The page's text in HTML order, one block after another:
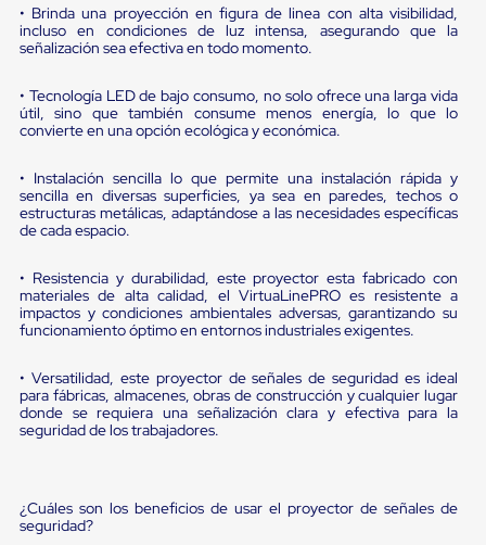
andén
con
sistema
retención
de
ruedas
de
andén
Automáticos
Andén
Multi
Transportes
Controles
Muelle/Andén
Controles
de
Muelle/Andén
Muelle/Andén
• Brinda una proyección en figura de linea con alta visibilidad,
incluso en condiciones de luz intensa, asegurando que la
señalización sea efectiva en todo momento.
• Tecnología LED de bajo consumo, no solo ofrece una larga vida
útil, sino que también consume menos energía, lo que lo
convierte en una opción ecológica y económica.
• Instalación sencilla lo que permite una instalación rápida y
sencilla en diversas superficies, ya sea en paredes, techos o
estructuras metálicas, adaptándose a las necesidades específicas
de cada espacio.
• Resistencia y durabilidad, este proyector esta fabricado con
materiales de alta calidad, el VirtuaLinePRO es resistente a
impactos y condiciones ambientales adversas, garantizando su
funcionamiento óptimo en entornos industriales exigentes.
• Versatilidad, este proyector de señales de seguridad es ideal
para fábricas, almacenes, obras de construcción y cualquier lugar
donde se requiera una señalización clara y efectiva para la
seguridad de los trabajadores.
¿Cuáles son los beneficios de usar el proyector de señales de
seguridad?